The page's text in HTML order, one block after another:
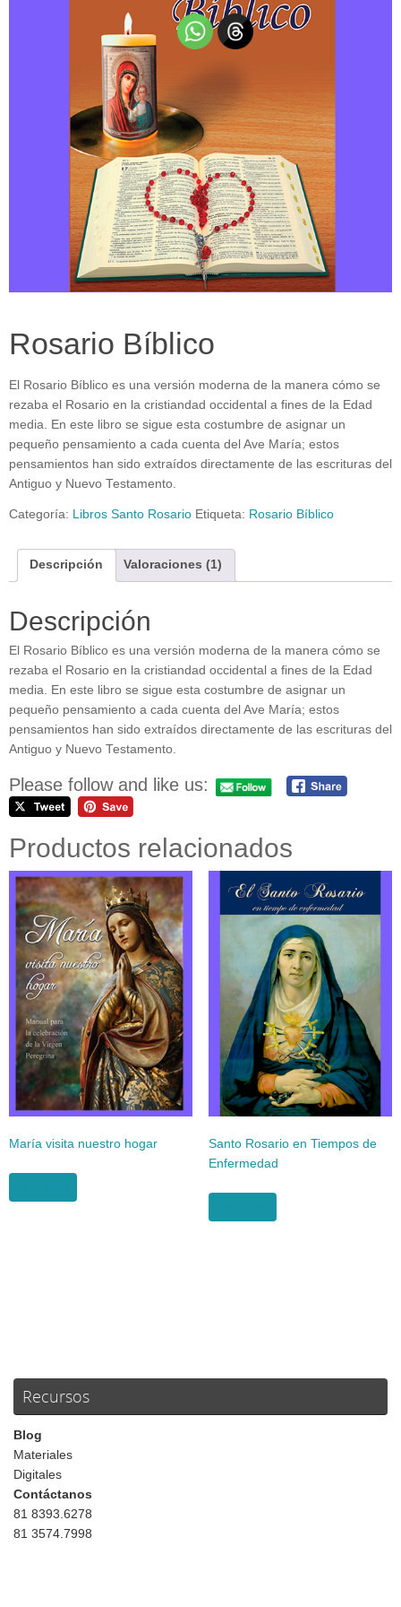
Rosario Bíblico
El Rosario Bíblico es una versión moderna de la manera cómo se
rezaba el Rosario en la cristiandad occidental a fines de la Edad
media. En este libro se sigue esta costumbre de asignar un
pequeño pensamiento a cada cuenta del Ave María; estos
pensamientos han sido extraídos directamente de las escrituras del
Antiguo y Nuevo Testamento.
Categoría: Libros Santo Rosario Etiqueta: Rosario Bíblico
Descripción Valoraciones (1)
Descripción
El Rosario Bíblico es una versión moderna de la manera cómo se
rezaba el Rosario en la cristiandad occidental a fines de la Edad
media. En este libro se sigue esta costumbre de asignar un
pequeño pensamiento a cada cuenta del Ave María; estos
pensamientos han sido extraídos directamente de las escrituras del
Antiguo y Nuevo Testamento.
Please follow and like us:
Productos relacionados
María visita nuestro hogar
Santo Rosario en Tiempos de
Enfermedad
Recursos
Blog
Materiales
Digitales
Contáctanos
81 8393.6278
81 3574.7998